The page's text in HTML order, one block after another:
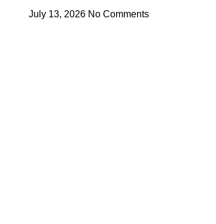
Sep
July 13, 2026 No Comments